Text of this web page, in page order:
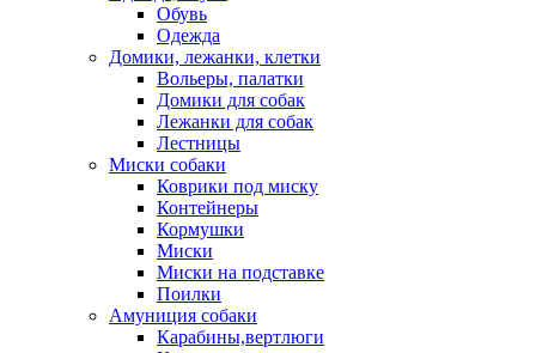
Обувь
Одежда
Домики, лежанки, клетки
Вольеры, палатки
Домики для собак
Лежанки для собак
Лестницы
Миски собаки
Коврики под миску
Контейнеры
Кормушки
Миски
Миски на подставке
Поилки
Амуниция собаки
Карабины,вертлюги